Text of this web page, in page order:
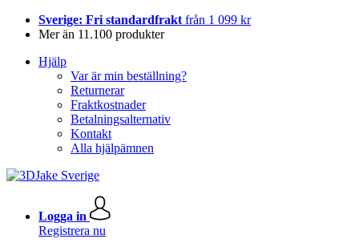
Sverige: Fri standardfrakt från 1 099 kr
Mer än 11.100 produkter
Hjälp
Var är min beställning?
Returnerar
Fraktkostnader
Betalningsalternativ
Kontakt
Alla hjälpämnen
Logga in
Registrera nu